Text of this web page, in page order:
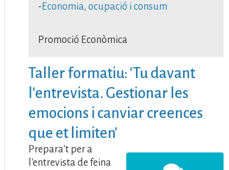
- Economia, ocupació i consum
Promoció Econòmica
Taller formatiu: 'Tu davant
l'entrevista. Gestionar les
emocions i canviar creences
que et limiten'
Prepara't per a
l'entrevista de feina